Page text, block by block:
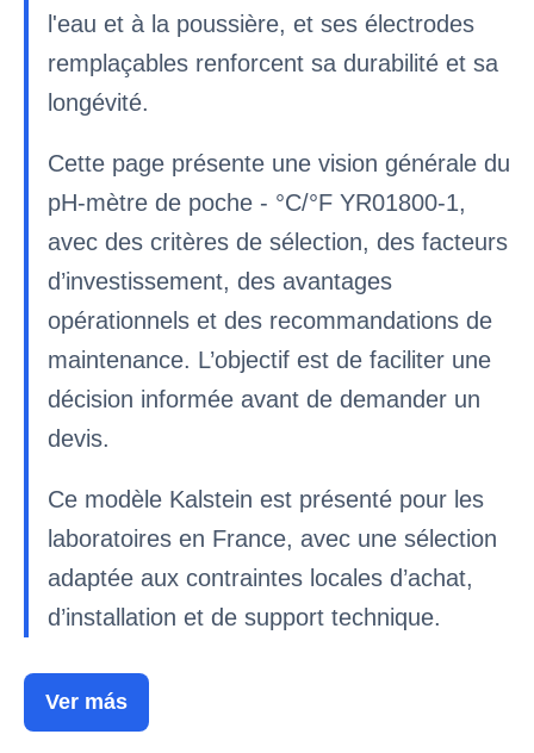
l'eau et à la poussière, et ses électrodes
remplaçables renforcent sa durabilité et sa
longévité.
Cette page présente une vision générale du
pH-mètre de poche - °C/°F YR01800-1,
avec des critères de sélection, des facteurs
d’investissement, des avantages
opérationnels et des recommandations de
maintenance. L’objectif est de faciliter une
décision informée avant de demander un
devis.
Ce modèle Kalstein est présenté pour les
laboratoires en France, avec une sélection
adaptée aux contraintes locales d’achat,
d’installation et de support technique.
Ver más